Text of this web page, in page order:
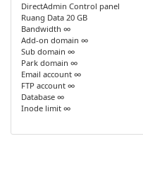
DirectAdmin Control panel
Ruang Data 20 GB
Bandwidth ∞
Add-on domain ∞
Sub domain ∞
Park domain ∞
Email account ∞
FTP account ∞
Database ∞
Inode limit ∞